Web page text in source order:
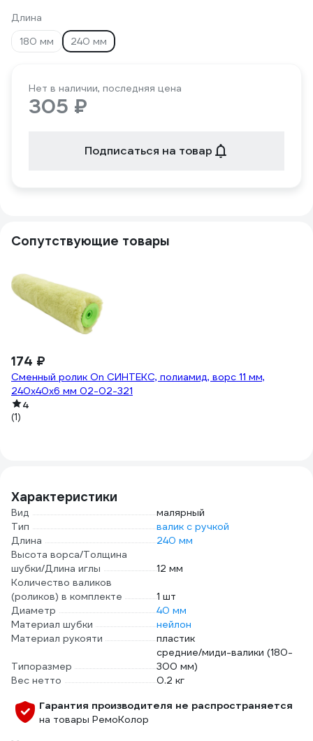
Длина
180 мм
240 мм
Нет в наличии, последняя цена
305 ₽
Подписаться на товар
Сопутствующие товары
174 ₽
Сменный ролик On СИНТЕКС, полиамид, ворс 11 мм,
240x40x6 мм 02-02-321
4
(1)
Характеристики
Вид
малярный
Тип
валик с ручкой
Длина
240 мм
Высота ворса/Толщина
шубки/Длина иглы
12 мм
Количество валиков
(роликов) в комплекте
1 шт
Диаметр
40 мм
Материал шубки
нейлон
Материал рукояти
пластик
Типоразмер
средние/миди-валики (180-
300 мм)
Вес нетто
0.2 кг
Гарантия производителя не распространяется
на товары РемоКолор